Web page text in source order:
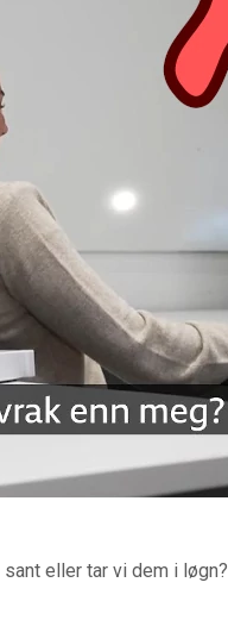
eller tar vi dem i løgn?